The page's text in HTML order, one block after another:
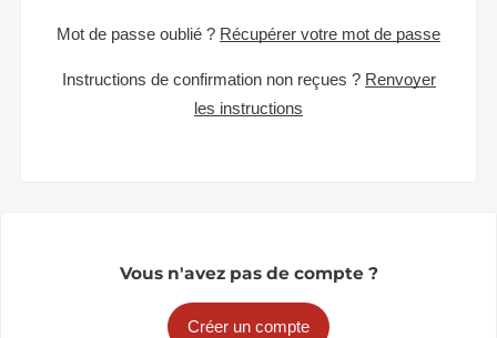
Mot de passe oublié ? Récupérer votre mot de passe
Instructions de confirmation non reçues ? Renvoyer
les instructions
Vous n'avez pas de compte ?
Créer un compte